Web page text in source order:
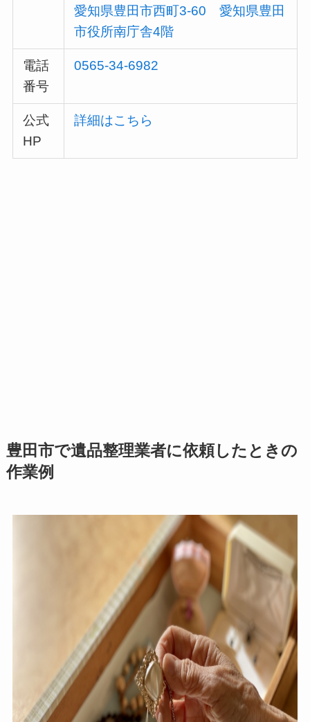
愛知県豊田市西町3-60 愛知県豊田
市役所南庁舎4階
電話
番号
0565-34-6982
公式
HP
詳細はこちら
豊田市で遺品整理業者に依頼したときの
作業例